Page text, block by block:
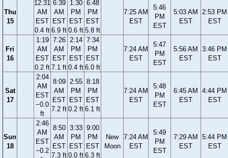
Thu
15
12:31
AM
EST
0.4 ft
6:39
AM
EST
6.9 ft
1:30
PM
EST
0.6 ft
6:48
PM
EST
5.8 ft
7:25 AM
EST
5:46
PM
EST
5:03 AM
EST
2:53 PM
EST
Fri
16
1:19
AM
EST
0.2 ft
7:26
AM
EST
7.1 ft
2:14
PM
EST
0.4 ft
7:34
PM
EST
6.0 ft
7:24 AM
EST
5:47
PM
EST
5:56 AM
EST
3:46 PM
EST
Sat
17
2:04
AM
EST
−0.0
ft
8:09
AM
EST
7.2 ft
2:55
PM
EST
0.2 ft
8:18
PM
EST
6.1 ft
7:24 AM
EST
5:48
PM
EST
6:45 AM
EST
4:44 PM
EST
Sun
18
2:46
AM
EST
−0.2
8:50
AM
EST
7.3 ft
3:33
PM
EST
0.0 ft
9:00
PM
EST
6.3 ft
New
Moon
7:24 AM
EST
5:49
PM
EST
7:29 AM
EST
5:44 PM
EST